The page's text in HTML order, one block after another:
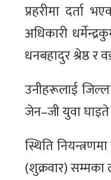
प्रहरीमा दर्ता
अधिकारी
धनबहादुर श्रेष्ठ र
उनीहरूलाई
जेन–जी युवा
स्थिति
(शुक्रवार)